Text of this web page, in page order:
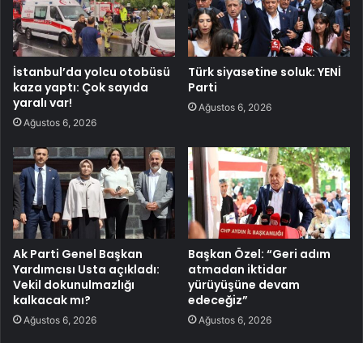
İstanbul’da yolcu otobüsü
kaza yaptı: Çok sayıda
yaralı var!
Ağustos 6, 2026
Türk siyasetine soluk: YENİ
Parti
Ağustos 6, 2026
Ak Parti Genel Başkan
Yardımcısı Usta açıkladı:
Vekil dokunulmazlığı
kalkacak mı?
Ağustos 6, 2026
Başkan Özel: “Geri adım
atmadan iktidar
yürüyüşüne devam
edeceğiz”
Ağustos 6, 2026